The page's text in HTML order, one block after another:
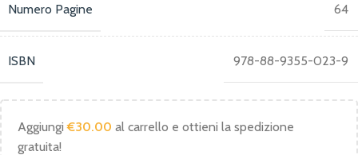
Numero Pagine 64
ISBN 978-88-9355-023-9
Aggiungi€30.00 al carrello e ottieni la spedizione
gratuita!